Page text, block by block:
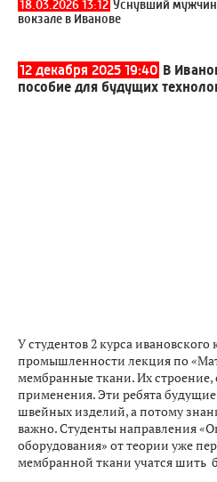
18.03.2026 13:12 Уснувший
вокзале в Иванове
12 декабря 2025 19:40 В
пособие для будущих
У студентов 2 курса ивановского
промышленности лекция по
мембранные ткани. Их строение,
применения. Эти ребята
швейных изделий, а потому
важно. Студенты направления
оборудования» от теории уже
мембранной ткани учатся шить